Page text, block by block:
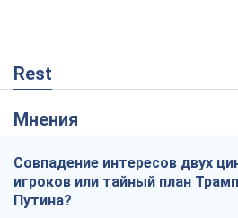
Rest
Мнения
Совпадение интересов двух
игроков или тайный план
Путина?